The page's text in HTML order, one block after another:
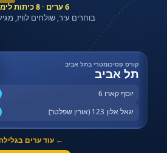
6 ערים · 8 כיתות לימוד
בוחרים עיר, שולחים לוויז,
קורס פסיכומטרי בתל אביב
תל אביב
יוסף קארו 6
יגאל אלון 123 (אורין שפלטר)
← עוד ערים